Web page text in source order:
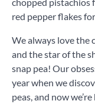
red pepper flakes
We always love the
and the star of the
snap pea! Our
year when we
peas, and now